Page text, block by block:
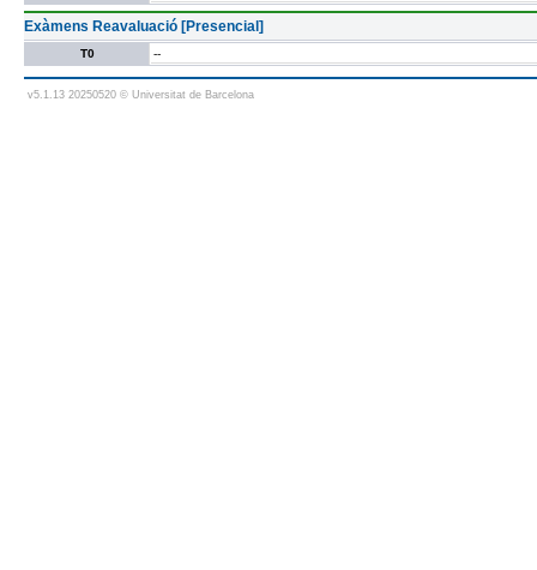
Exàmens Reavaluació [Presencial]
T0 --
v5.1.13 20250520 © Universitat de Barcelona